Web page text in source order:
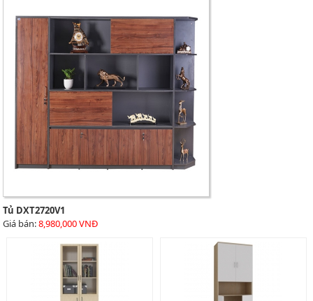
Tủ DXT2720V1
Giá bán:8,980,000 VNĐ